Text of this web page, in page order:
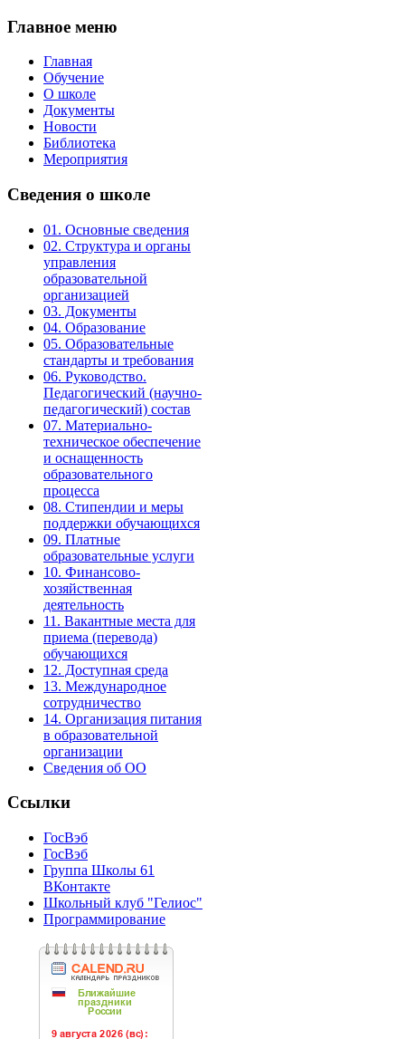
Главное меню
Главная
Обучение
О школе
Документы
Новости
Библиотека
Мероприятия
Сведения о школе
01. Основные сведения
02. Структура и органы
управления
образовательной
организацией
03. Документы
04. Образование
05. Образовательные
стандарты и требования
06. Руководство.
Педагогический (научно-
педагогический) состав
07. Материально-
техническое обеспечение
и оснащенность
образовательного
процесса
08. Стипендии и меры
поддержки обучающихся
09. Платные
образовательные услуги
10. Финансово-
хозяйственная
деятельность
11. Вакантные места для
приема (перевода)
обучающихся
12. Доступная среда
13. Международное
сотрудничество
14. Организация питания
в образовательной
организации
Сведения об ОО
Ссылки
ГосВэб
ГосВэб
Группа Школы 61
ВКонтакте
Школьный клуб "Гелиос"
Программирование